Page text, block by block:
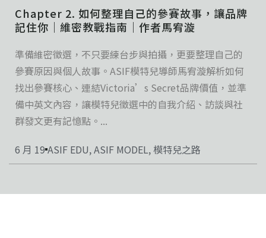
Chapter 2. 如何整理自己的參賽故事，讓品牌
記住你｜維密教戰指南｜作者馬宥漩
準備維密徵選，不只要練台步與拍攝，更要整理自己的
參賽原因與個人故事。ASIF模特兒導師馬宥漩解析如何
找出參賽核心、連結Victoria’s Secret品牌價值，並準
備中英文內容，讓模特兒徵選中的自我介紹、訪談與社
群發文更有記憶點。...
6 月 19 ASIF EDU,ASIF MODEL,模特兒之路